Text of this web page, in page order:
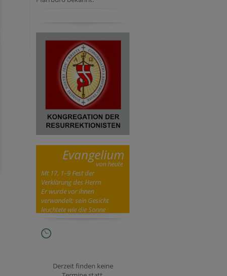
Evangelium
von heute
Mt 17, 1–9 Fest der
Verklärung des Herrn
Er wurde vor ihnen
verwandelt; sein Gesicht
leuchtete wie die Sonne
Derzeit finden keine